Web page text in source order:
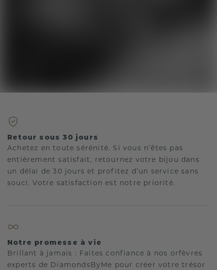
Retour sous 30 jours
Achetez en toute sérénité. Si vous n’êtes pas
entièrement satisfait, retournez votre bijou dans
un délai de 30 jours et profitez d’un service sans
souci. Votre satisfaction est notre priorité.
Notre promesse à vie
Brillant à jamais : Faites confiance à nos orfèvres
experts de DiamondsByMe pour créer votre trésor